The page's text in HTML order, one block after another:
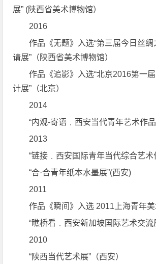
展” (陕西省美术博物馆）
2016
作品《无题》入选“第三届今日丝
请展”（陕西省美术博物馆）
作品《追影》入选“北京2016第一
计展”（北京）
2014
“内观-寄语﹒西安当代青年艺术作品
2013
“链接﹒西安国际青年当代综合艺术
“合·合青年纸本水墨展”(西安)
2011
作品《瞬间》入选 2011上海青年美
“瞧桥看﹒西安新加坡国际艺术交流
2010
“陕西当代艺术展”（西安）